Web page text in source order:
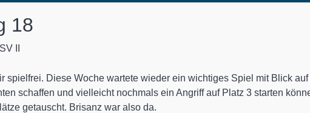
18
II
spielfrei. Diese Woche wartete wieder ein wichtiges Spiel mit Blick
schaffen und vielleicht nochmals ein Angriff auf Platz 3 starten
getauscht. Brisanz war also da.